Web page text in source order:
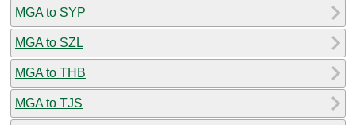
MGA to SYP
MGA to SZL
MGA to THB
MGA to TJS